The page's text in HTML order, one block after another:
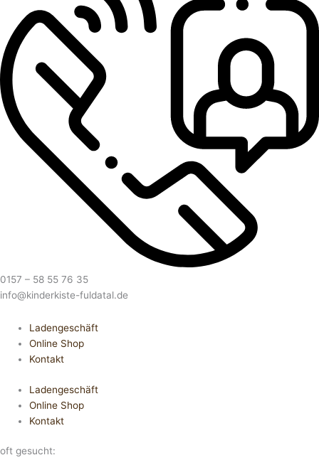
0157 – 58 55 76 35
info@kinderkiste-fuldatal.de
Ladengeschäft
Online Shop
Kontakt
Ladengeschäft
Online Shop
Kontakt
oft gesucht: